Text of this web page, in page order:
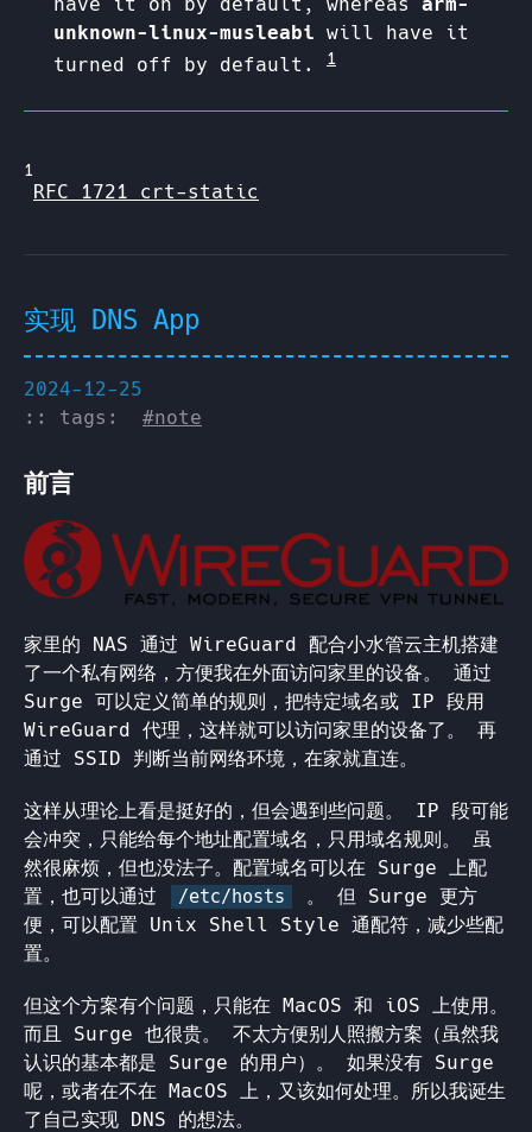
have it on by default, whereas arm-
unknown-linux-musleabi will have it
turned off by default.
1
1
RFC 1721 crt-static
实现 DNS App
2024-12-25
:: tags: #note
前言
家里的 NAS 通过 WireGuard 配合小水管云主机搭建
了一个私有网络，方便我在外面访问家里的设备。 通过
Surge 可以定义简单的规则，把特定域名或 IP 段用
WireGuard 代理，这样就可以访问家里的设备了。 再
通过 SSID 判断当前网络环境，在家就直连。
这样从理论上看是挺好的，但会遇到些问题。 IP 段可能
会冲突，只能给每个地址配置域名，只用域名规则。 虽
然很麻烦，但也没法子。配置域名可以在 Surge 上配
置，也可以通过
/etc/hosts
。 但 Surge 更方
便，可以配置 Unix Shell Style 通配符，减少些配
置。
但这个方案有个问题，只能在 MacOS 和 iOS 上使用。
而且 Surge 也很贵。 不太方便别人照搬方案（虽然我
认识的基本都是 Surge 的用户）。 如果没有 Surge
呢，或者在不在 MacOS 上，又该如何处理。所以我诞生
了自己实现 DNS 的想法。